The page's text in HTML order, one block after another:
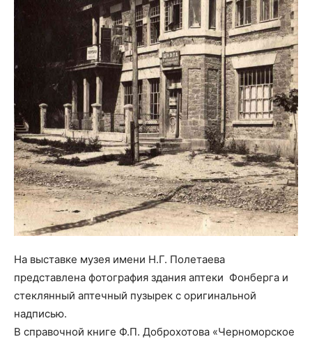
На выставке музея имени Н.Г. Полетаева
представлена фотография здания аптеки Фонберга и
стеклянный аптечный пузырек с оригинальной
надписью.
В справочной книге Ф.П. Доброхотова «Черноморское